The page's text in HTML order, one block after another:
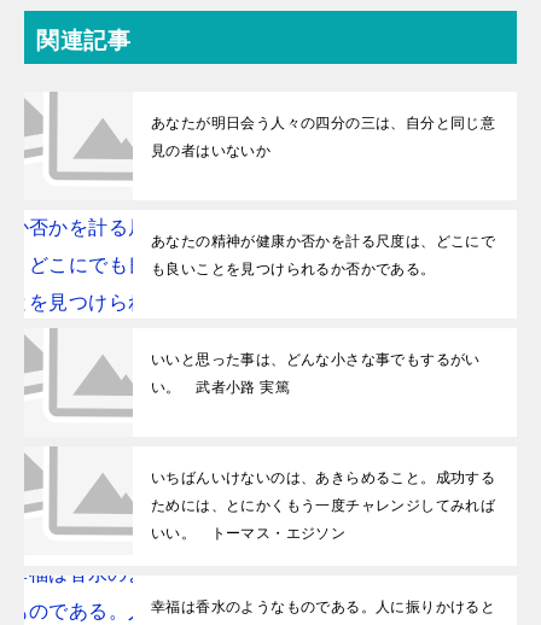
関連記事
あなたが明日会う人々の四分の三は、自分と同じ意
見の者はいないか
あなたの精神が健康か否かを計る尺度は、どこにで
も良いことを見つけられるか否かである。
いいと思った事は、どんな小さな事でもするがい
い。 武者小路 実篤
いちばんいけないのは、あきらめること。成功する
ためには、とにかくもう一度チャレンジしてみれば
いい。 トーマス・エジソン
幸福は香水のようなものである。人に振りかけると